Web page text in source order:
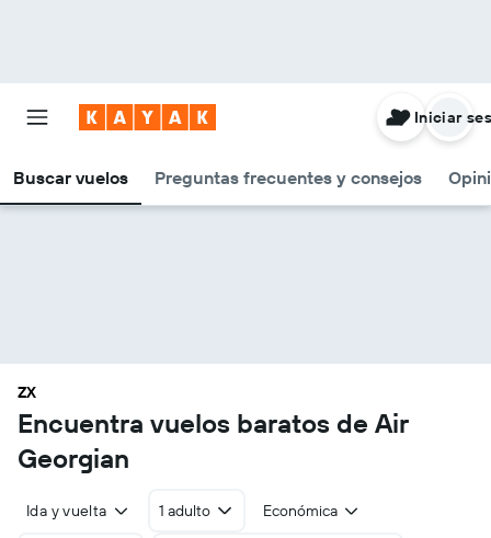
Buscar vuelos Preguntas frecuentes y consejos
Iniciar
ZX
Encuentra vuelos baratos de Air
Georgian
Ida y vuelta 1 adulto Económica